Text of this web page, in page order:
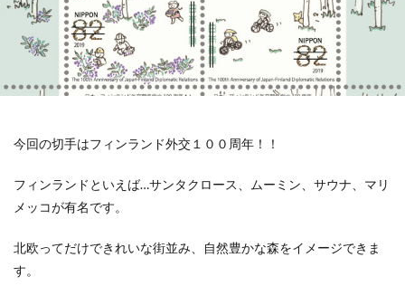
今回の切手はフィンランド外交１００周年！！
フィンランドといえば…サンタクロース、ムーミン、サウナ、マリ
メッコが有名です。
北欧ってだけできれいな街並み、自然豊かな森をイメージできま
す。